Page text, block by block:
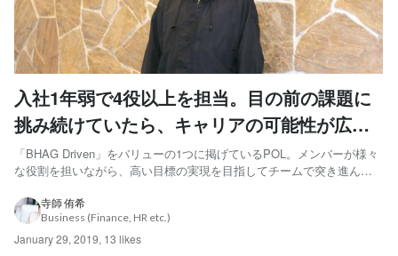
入社1年弱で4役以上を担当。目の前の課題に
挑み続けていたら、キャリアの可能性が広が
っていた。
「BHAG Driven」をバリューの1つに掲げているPOL。メンバーが様々
な役割を担いながら、高い目標の実現を目指してチームで突き進んで
マーサクセス）・採用と数々の役割を担ってきた、宮崎航一さんにイ
ンタビューしました！ 知識・経験ゼロから、1年で3...
寺師 侑希
Business (Finance, HR etc.)
January 29, 2019, 13 likes